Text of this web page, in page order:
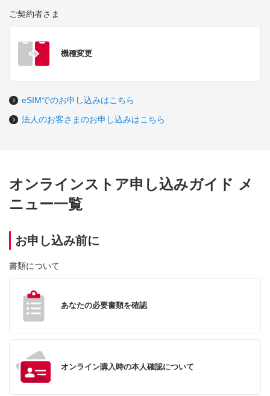
ご契約者さま
機種変更
eSIMでのお申し込みはこちら
法人のお客さまのお申し込みはこちら
オンラインストア申し込みガイド メ
ニュー一覧
お申し込み前に
書類について
あなたの必要書類を確認
オンライン購入時の本人確認について